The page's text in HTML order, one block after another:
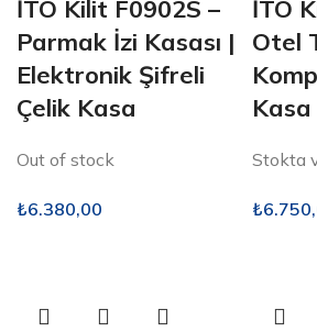
İTO Kilit F0902S –
Parmak İzi Kasası |
Elektronik Şifreli
Çelik Kasa
Out of stock
₺6.380,00
İTO
Otel
Kasa
Stokta
₺